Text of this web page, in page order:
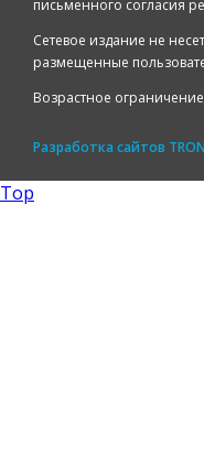
письменного согласия
Сетевое издание не
размещенные
Возрастное
Разработка сайтов
Top